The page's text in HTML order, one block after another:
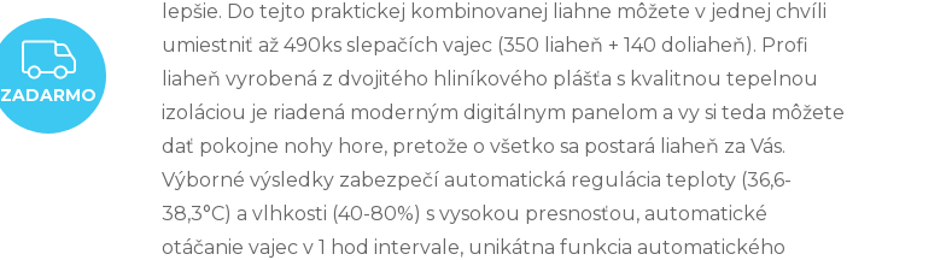
ZADARMO
ZADARMO
lepšie. Do tejto praktickej kombinovanej liahne môžete v jednej chvíli
umiestniť až 490ks slepačích vajec (350 liaheň + 140 doliaheň). Profi
liaheň vyrobená z dvojitého hliníkového plášťa s kvalitnou tepelnou
izoláciou je riadená moderným digitálnym panelom a vy si teda môžete
dať pokojne nohy hore, pretože o všetko sa postará liaheň za Vás.
Výborné výsledky zabezpečí automatická regulácia teploty (36,6-
38,3°C) a vlhkosti (40-80%) s vysokou presnosťou, automatické
otáčanie vajec v 1 hod intervale, unikátna funkcia automatického